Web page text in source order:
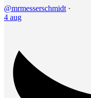
@mrmesserschmidt ·
4 aug